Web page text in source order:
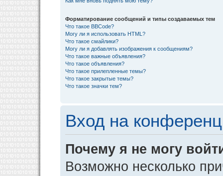
Форматирование сообщений и типы создаваемых тем
Что такое BBCode?
Могу ли я использовать HTML?
Что такое смайлики?
Могу ли я добавлять изображения к сообщениям?
Что такое важные объявления?
Что такое объявления?
Что такое прилепленные темы?
Что такое закрытые темы?
Что такое значки тем?
Вход на
Почему я не могу
Возможно несколько